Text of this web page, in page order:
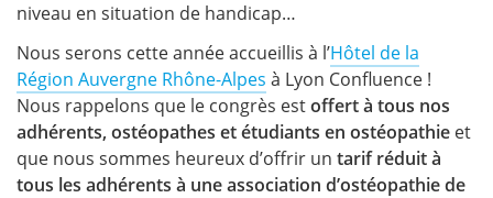
niveau en situation de handicap…
Nous serons cette année accueillis à l’Hôtel de la
Région Auvergne Rhône-Alpes à Lyon Confluence !
Nous rappelons que le congrès estoffert à tous nos
adhérents, ostéopathes et étudiants en ostéopathie et
que nous sommes heureux d’offrir un tarif réduit à
tous les adhérents à une association d’ostéopathie de